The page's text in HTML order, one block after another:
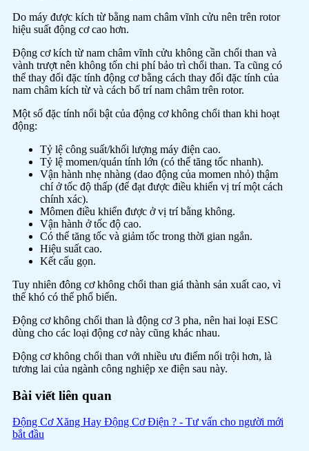
Do máy được kích từ bằng nam châm vĩnh cửu nên trên rotor
hiệu suất động cơ cao hơn.
Động cơ kích từ nam châm vĩnh cửu không cần chổi than và
vành trượt nên không tốn chi phí bảo trì chổi than. Ta cũng có
thể thay đổi đặc tính động cơ bằng cách thay đổi đặc tính của
nam châm kích từ và cách bố trí nam châm trên rotor.
Một số đặc tính nổi bật của động cơ không chổi than khi hoạt
động:
Tỷ lệ công suất/khối lượng máy điện cao.
Tỷ lệ momen/quán tính lớn (có thể tăng tốc nhanh).
Vận hành nhẹ nhàng (dao động của momen nhỏ) thậm
chí ở tốc độ thấp (để đạt được điều khiển vị trí một cách
chính xác).
Mômen điều khiển được ở vị trí bằng không.
Vận hành ở tốc độ cao.
Có thể tăng tốc và giảm tốc trong thời gian ngắn.
Hiệu suất cao.
Kết cấu gọn.
Tuy nhiên đông cơ không chổi than giá thành sản xuất cao, vì
thế khó có thể phổ biến.
Động cơ không chổi than là động cơ 3 pha, nên hai loại ESC
dùng cho các loại động cơ này cũng khác nhau.
Động cơ không chổi than với nhiều ưu điểm nổi trội hơn, là
tương lai của ngành công nghiệp xe điện sau này.
Bài viết liên quan
Động Cơ Xăng Hay Động Cơ Điện ? - Tư vấn cho người mới
bắt đầu